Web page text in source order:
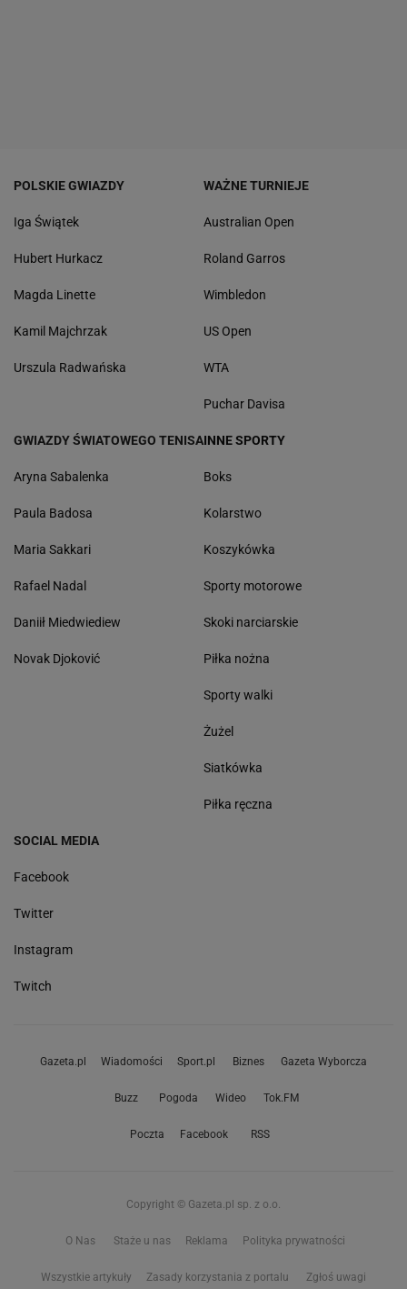
POLSKIE GWIAZDY
Iga Świątek
Hubert Hurkacz
Magda Linette
Kamil Majchrzak
Urszula Radwańska
WAŻNE TURNIEJE
Australian Open
Roland Garros
Wimbledon
US Open
WTA
Puchar Davisa
GWIAZDY ŚWIATOWEGO TENISA
Aryna Sabalenka
Paula Badosa
Maria Sakkari
Rafael Nadal
Daniił Miedwiediew
Novak Djoković
INNE SPORTY
Boks
Kolarstwo
Koszykówka
Sporty motorowe
Skoki narciarskie
Piłka nożna
Sporty walki
Żużel
Siatkówka
Piłka ręczna
SOCIAL MEDIA
Facebook
Twitter
Instagram
Twitch
Gazeta.pl Wiadomości Sport.pl Biznes Gazeta Wyborcza
Buzz Pogoda Wideo Tok.FM
Poczta Facebook RSS
Copyright © Gazeta.pl sp. z o.o.
O Nas Staże u nas Reklama Polityka prywatności
Wszystkie artykuły Zasady korzystania z portalu Zgłoś uwagi